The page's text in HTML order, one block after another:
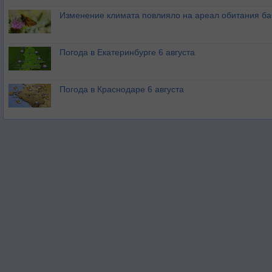
Изменение климата повлияло на ареал обитания
Погода в Екатеринбурге 6 августа
Погода в Краснодаре 6 августа